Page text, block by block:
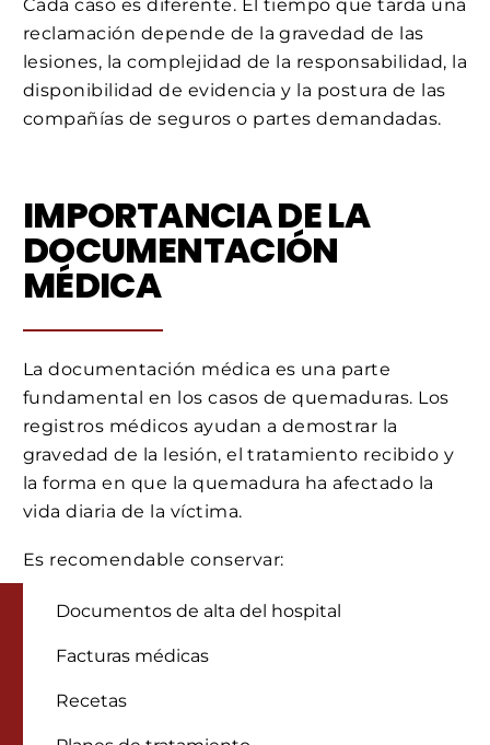
Cada caso es diferente. El tiempo que tarda una
reclamación depende de la gravedad de las
lesiones, la complejidad de la responsabilidad, la
disponibilidad de evidencia y la postura de las
compañías de seguros o partes demandadas.
IMPORTANCIA DE LA
DOCUMENTACIÓN
MÉDICA
La documentación médica es una parte
fundamental en los casos de quemaduras. Los
registros médicos ayudan a demostrar la
gravedad de la lesión, el tratamiento recibido y
la forma en que la quemadura ha afectado la
vida diaria de la víctima.
Es recomendable conservar:
Documentos de alta del hospital
Facturas médicas
Recetas